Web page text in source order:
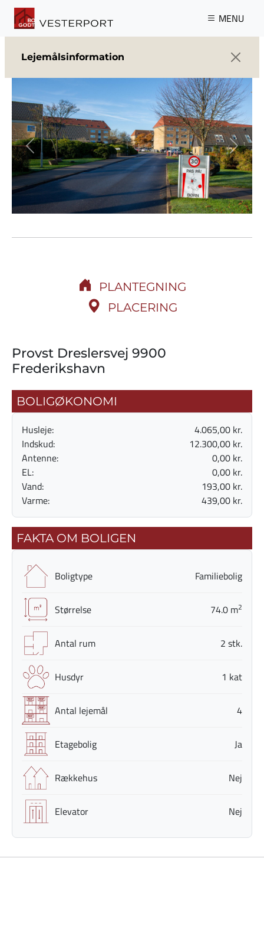
Gå til hovedindhold
MENU
Lejemålsinformation
Provst Dreslersvej 9900
Frederikshavn
BOLIGØKONOMI
Husleje:
4.065,00 kr.
Indskud:
12.300,00 kr.
Antenne:
0,00 kr.
EL:
0,00 kr.
Vand:
193,00 kr.
Varme:
439,00 kr.
FAKTA OM BOLIGEN
Boligtype Familiebolig
Størrelse 74.0 m2
Antal rum 2 stk.
Husdyr 1 kat
Antal lejemål 4
Etagebolig Ja
Rækkehus Nej
Elevator Nej
Previous Next
PLANTEGNING
PLACERING